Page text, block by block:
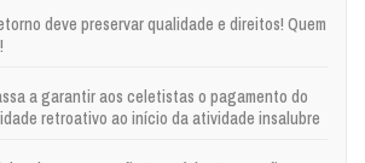
deve preservar qualidade e direitos! Quem
a garantir aos celetistas o pagamento do
retroativo ao início da atividade insalubre